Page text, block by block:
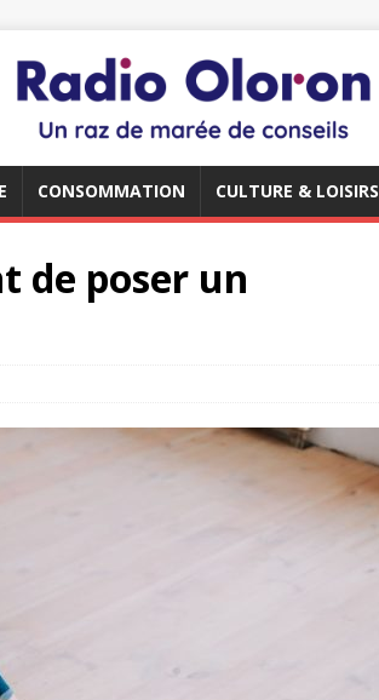
CONSOMMATION CULTURE & LOISIRS
de poser un